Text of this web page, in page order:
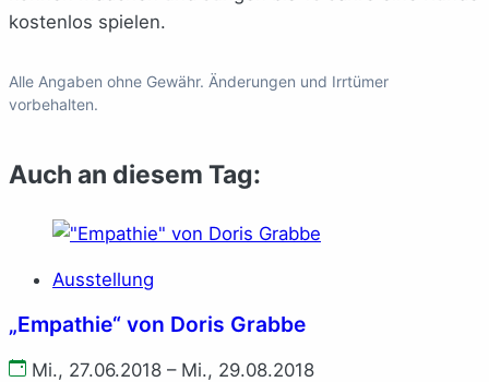
kostenlos spielen.
Alle Angaben ohne Gewähr. Änderungen und Irrtümer
vorbehalten.
Auch an diesem Tag:
Ausstellung
„Empathie“ von Doris Grabbe
Mi., 27.06.2018 – Mi., 29.08.2018